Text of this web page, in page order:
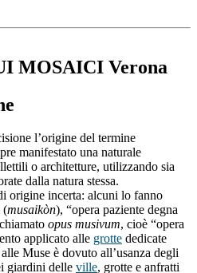
MOSAICI Verona
l’origine del termine
manifestato una naturale
o architetture, utilizzando sia
dalla natura stessa.
origine incerta: alcuni lo fanno
(musaikòn), “opera paziente degna
opus musivum, cioè “opera
applicato alle grotte dedicate
Muse è dovuto all’usanza degli
giardini delle ville, grotte e anfratti